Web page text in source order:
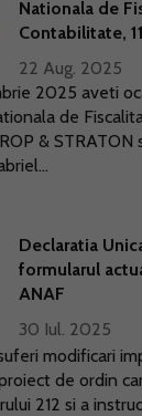
Nationala de
Contabilitate,
22 Aug. 2025
2025 aveti
de
& STRATON
Declaratia
formularul
ANAF
30 Iul. 2025
modificari
de ordin
212 si a